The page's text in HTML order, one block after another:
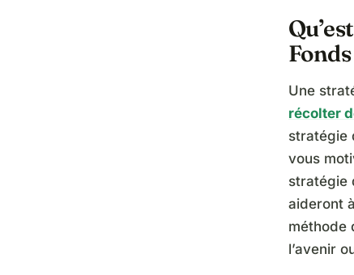
Une
récolter
stratégie
vous
stratégie
aideront
méthode
l’avenir